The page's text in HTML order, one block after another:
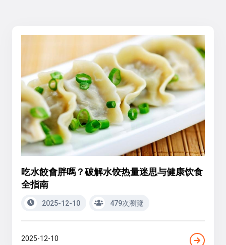
吃水餃會胖嗎？破解水饺热量迷思与健康饮食
全指南
2025-12-10 479次瀏覽
2025-12-10